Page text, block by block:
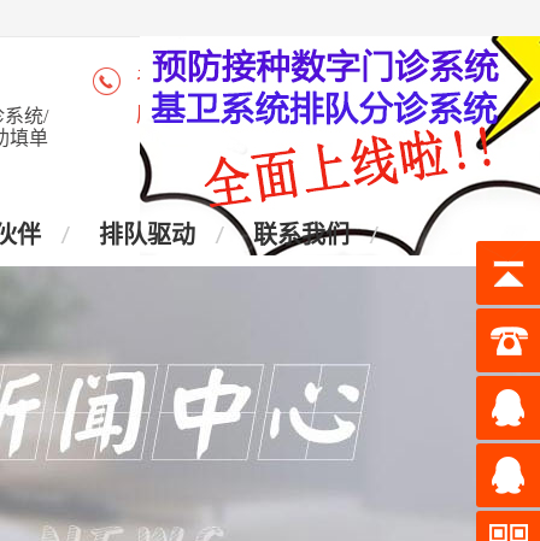
系统/
填单
咨询热线：4006-028-965
座 机：028-87438905
伴 排队驱动 联系我们